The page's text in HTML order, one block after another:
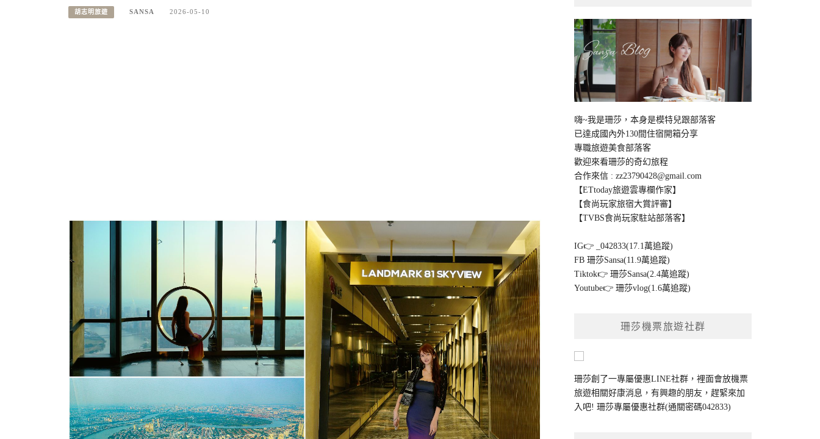
胡志明旅遊 SANSA 2026-05-10
嗨~我是珊莎，本身是模特兒跟部落客
已達成國內外130間住宿開箱分享
專職旅遊美食部落客
歡迎來看珊莎的奇幻旅程
合作來信 :zz23790428@gmail.com
【ETtoday旅遊雲專欄作家】
【食尚玩家旅宿大賞評審】
【TVBS食尚玩家駐站部落客】
IG👉
_042833(17.1萬追蹤)
FB珊莎Sansa(11.9萬追蹤)
Tiktok👉珊莎Sansa(2.4萬追蹤)
Youtube👉珊莎vlog(1.6萬追蹤)
珊莎機票旅遊社群
珊莎創了一專屬優惠LINE社群，裡面會放機票
旅遊相關好康消息，有興趣的朋友，趕緊來加
入吧!珊莎專屬優惠社群(通關密碼042833)